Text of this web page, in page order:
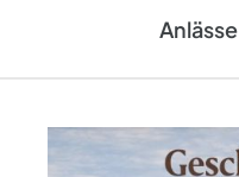
Anlässe